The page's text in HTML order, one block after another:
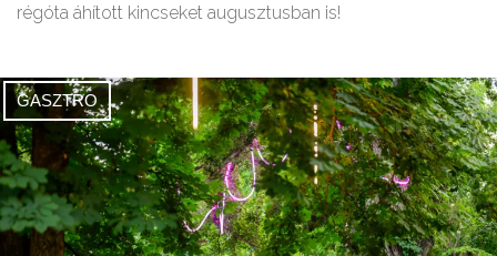
régóta áhított kincseket augusztusban is!
GASZTRO